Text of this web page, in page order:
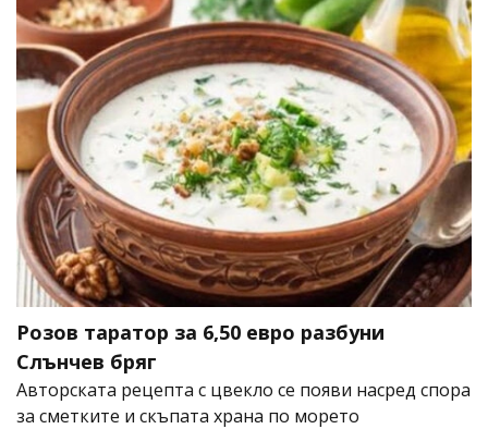
Розов таратор за 6,50 евро разбуни
Слънчев бряг
Авторската рецепта с цвекло се появи насред спора
за сметките и скъпата храна по морето